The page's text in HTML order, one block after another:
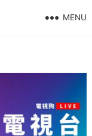
MENU